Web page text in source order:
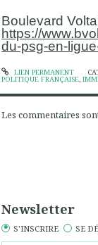
Boulevard
https://
du-psg-en-
LIEN PERMANENT
POLITIQUE FRANÇAISE,
Les commentaires
Newsletter
S'INSCRIRE SE